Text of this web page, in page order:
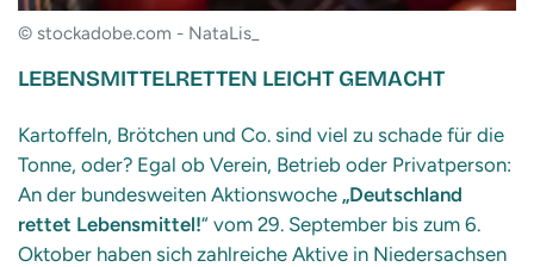
© stockadobe.com - NataLis_
LEBENSMITTELRETTEN LEICHT GEMACHT
Kartoffeln, Brötchen und Co. sind viel zu schade für die
Tonne, oder? Egal ob Verein, Betrieb oder Privatperson:
An der bundesweiten Aktionswoche „Deutschland
rettet Lebensmittel!“ vom 29. September bis zum 6.
Oktober haben sich zahlreiche Aktive in Niedersachsen